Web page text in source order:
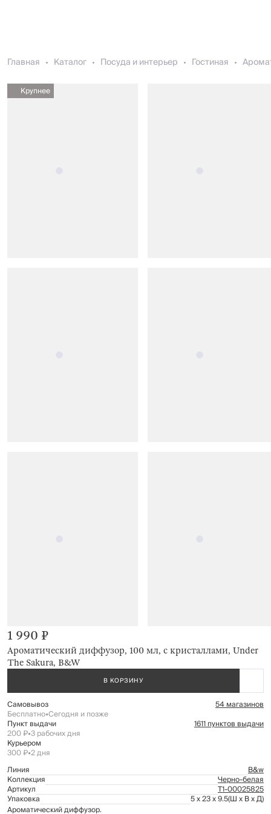
Главная Каталог Посуда и интерьер Гостиная
Крупнее
Ароматический диффузор, 100 мл, с кристаллами, Under
The Sakura, B&W
1 990 ₽
В КОРЗИНУ
Самовывоз 54 магазинов
Бесплатно•Сегодня и позже
Пункт выдачи 1611 пунктов выдачи
200 ₽•3 рабочих дня
Курьером
300 ₽•2 дня
Линия
B&w
Коллекция Черно-белая
Артикул Т1-00025825
Упаковка 5 x 23 x 9.5(Ш x В x Д)
Ароматический диффузор.